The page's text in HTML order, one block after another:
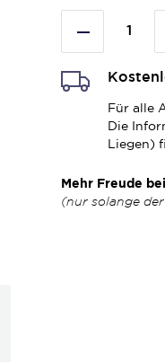
Für alle
Die
Liegen)
Mehr Freude
(nur solange